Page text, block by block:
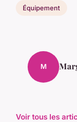
Équipement
M
Voir tous les